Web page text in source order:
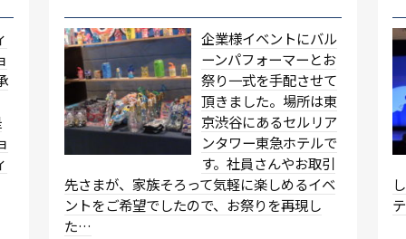
企業様イベントにバル
ーンパフォーマーとお
祭り一式を手配させて
頂きました。場所は東
京渋谷にあるセルリア
ンタワー東急ホテルで
す。社員さんやお取引
先さまが、家族そろって気軽に楽しめるイベ
ントをご希望でしたので、お祭りを再現し
た…